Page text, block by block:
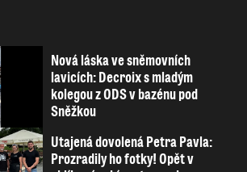
Nová láska ve sněmovních
lavicích: Decroix s mladým
kolegou z ODS v bazénu pod
Sněžkou
Utajená dovolená Petra Pavla:
Prozradily ho fotky! Opět v